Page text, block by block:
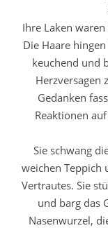
Ihre Laken
Die Haare
keuchend und
Herzversagen
Gedanken
Reaktionen
Sie schwang
weichen Teppich
Vertrautes. Sie
und barg das
Nasenwurzel,